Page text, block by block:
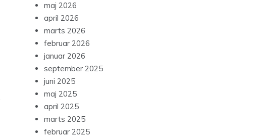
maj 2026
april 2026
marts 2026
februar 2026
januar 2026
september 2025
juni 2025
maj 2025
april 2025
marts 2025
februar 2025